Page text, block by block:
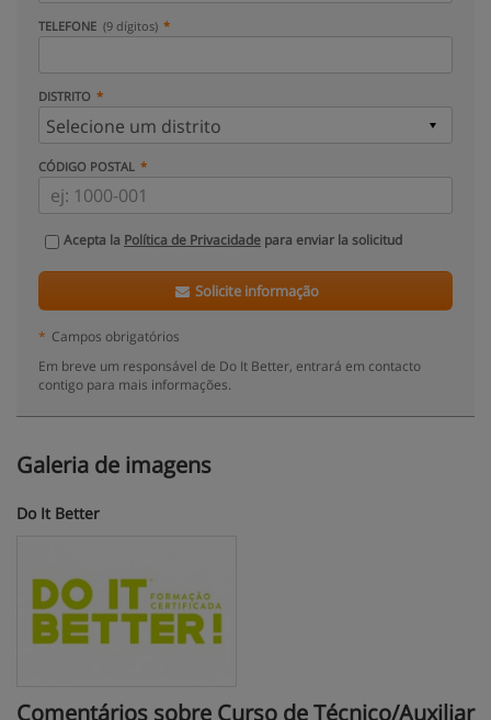
TELEFONE (9 dígitos)
DISTRITO
CÓDIGO POSTAL
Acepta la Política de Privacidade para enviar la solicitud
Solicite informação
* Campos obrigatórios
Em breve um responsável de Do It Better, entrará em contacto
contigo para mais informações.
Galeria de imagens
Do It Better
Comentários sobre Curso de Técnico/Auxiliar